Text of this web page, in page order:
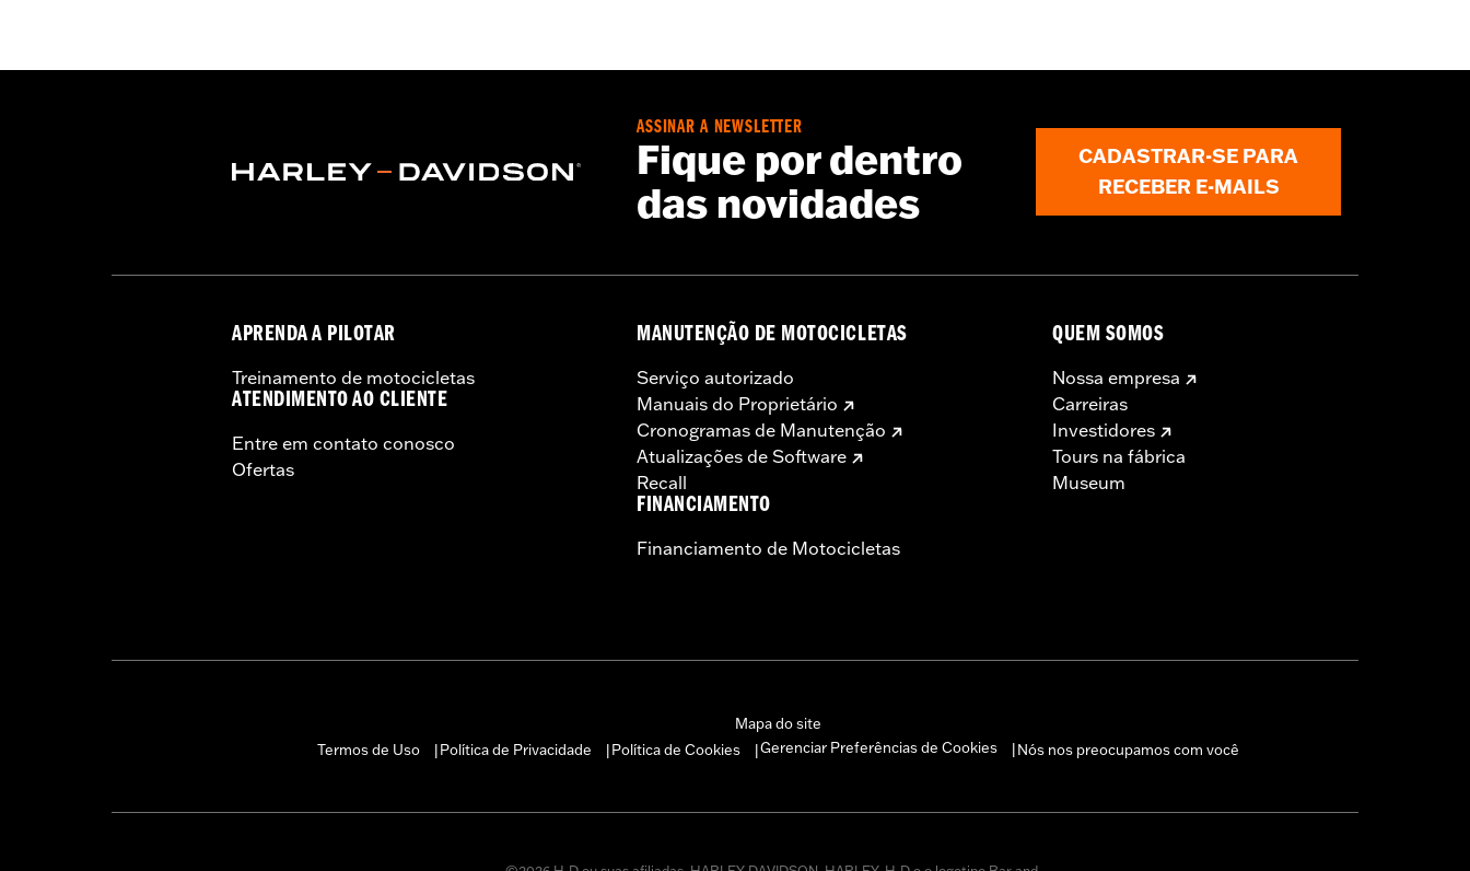
Water Resistant:No
In the Box:1 leather rosette and lacing strap
www.h-d.com/warrantyfor full details
ASSINAR A NEWSLETTER
Fique por dentro
das novidades
CADASTRAR-SE PARA
RECEBER E-MAILS
APRENDA A PILOTAR
Treinamento de motocicletas
ATENDIMENTO AO CLIENTE
Entre em contato conosco
Ofertas
MANUTENÇÃO DE MOTOCICLETAS
Serviço autorizado
Manuais do Proprietário
Cronogramas de Manutenção
Atualizações de Software
Recall
FINANCIAMENTO
Financiamento de Motocicletas
QUEM SOMOS
Nossa empresa
Carreiras
Investidores
Tours na fábrica
Museum
Mapa do site
Termos de Uso
Política de Privacidade Política de Cookies Gerenciar Preferências de Cookies Nós nos preocupamos com você